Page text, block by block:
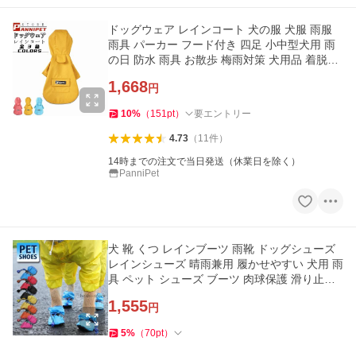
ドッグウェア レインコート 犬の服 犬服 雨服
雨具 パーカー フード付き 四足 小中型犬用 雨
の日 防水 雨具 お散歩 梅雨対策 犬用品 着脱簡
1,668円
10% （ 151pt） 要エントリー
4.73（ 11件）
14時までの注文で当日発送（休業日を除く）
PanniPet
犬 靴 くつ レインブーツ 雨靴 ドッグシューズ
レインシューズ 晴雨兼用 履かせやすい 犬用 雨
具 ペット シューズ ブーツ 肉球保護 滑り止め
1,555円
5% （70pt）